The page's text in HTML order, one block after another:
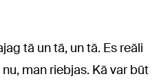
tā un tā, un tā. Es reāli
man riebjas. Kā var būt